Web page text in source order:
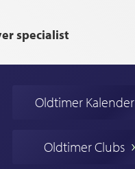
specialist
Oldtimer Kalender
Oldtimer Clubs